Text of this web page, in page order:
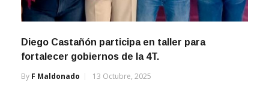
Diego Castañón participa en taller para
fortalecer gobiernos de la 4T.
By F Maldonado 13 Octubre, 2025